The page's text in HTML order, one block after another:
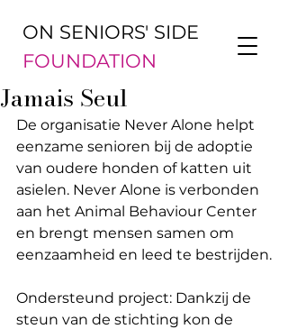
ON SENIORS' SIDE
FOUNDATION
Jamais Seul
De organisatie Never Alone helpt
eenzame senioren bij de adoptie
van oudere honden of katten uit
asielen. Never Alone is verbonden
aan het Animal Behaviour Center
en brengt mensen samen om
eenzaamheid en leed te bestrijden.
Ondersteund project: Dankzij de
steun van de stichting kon de